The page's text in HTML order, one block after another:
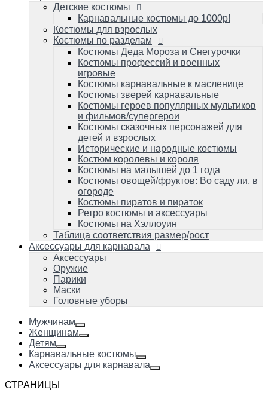
детей и взрослых
Исторические и народные костюмы
Костюм королевы и короля
Костюмы на малышей до 1 года
Костюмы овощей/фруктов: Во саду ли, в
огороде
Костюмы пиратов и пираток
Ретро костюмы и аксессуары
Костюмы на Хэллоуин
Таблица соответствия размер/рост
Аксессуары для карнавала
Аксессуары
Оружие
Парики
Маски
Головные уборы
Детские костюмы
Карнавальные костюмы до 1000р!
Костюмы для взрослых
Костюмы по разделам
Костюмы Деда Мороза и Снегурочки
Костюмы профессий и военных
игровые
Костюмы карнавальные к масленице
Костюмы зверей карнавальные
Костюмы героев популярных мультиков
и фильмов/супергерои
Костюмы сказочных персонажей для
детей и взрослых
Исторические и народные костюмы
Костюм королевы и короля
Костюмы на малышей до 1 года
Костюмы овощей/фруктов: Во саду ли, в
огороде
Костюмы пиратов и пираток
Ретро костюмы и аксессуары
Костюмы на Хэллоуин
Таблица соответствия размер/рост
Аксессуары для карнавала
Аксессуары
Оружие
Парики
Маски
Головные уборы
Мужчинам
Женщинам
Детям
Карнавальные костюмы
Аксессуары для карнавала
СТРАНИЦЫ